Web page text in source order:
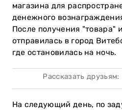
магазина для
денежного
После получения "товара"
отправилась в город
где остановилась на ночь.
Рассказать друзьям:
На следующий день, по